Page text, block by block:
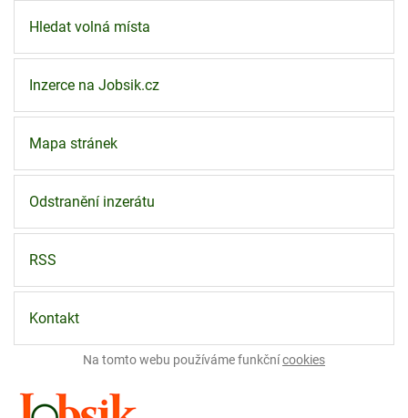
Hledat volná místa
Inzerce na Jobsik.cz
Mapa stránek
Odstranění inzerátu
RSS
Kontakt
Na tomto webu používáme funkčnícookies